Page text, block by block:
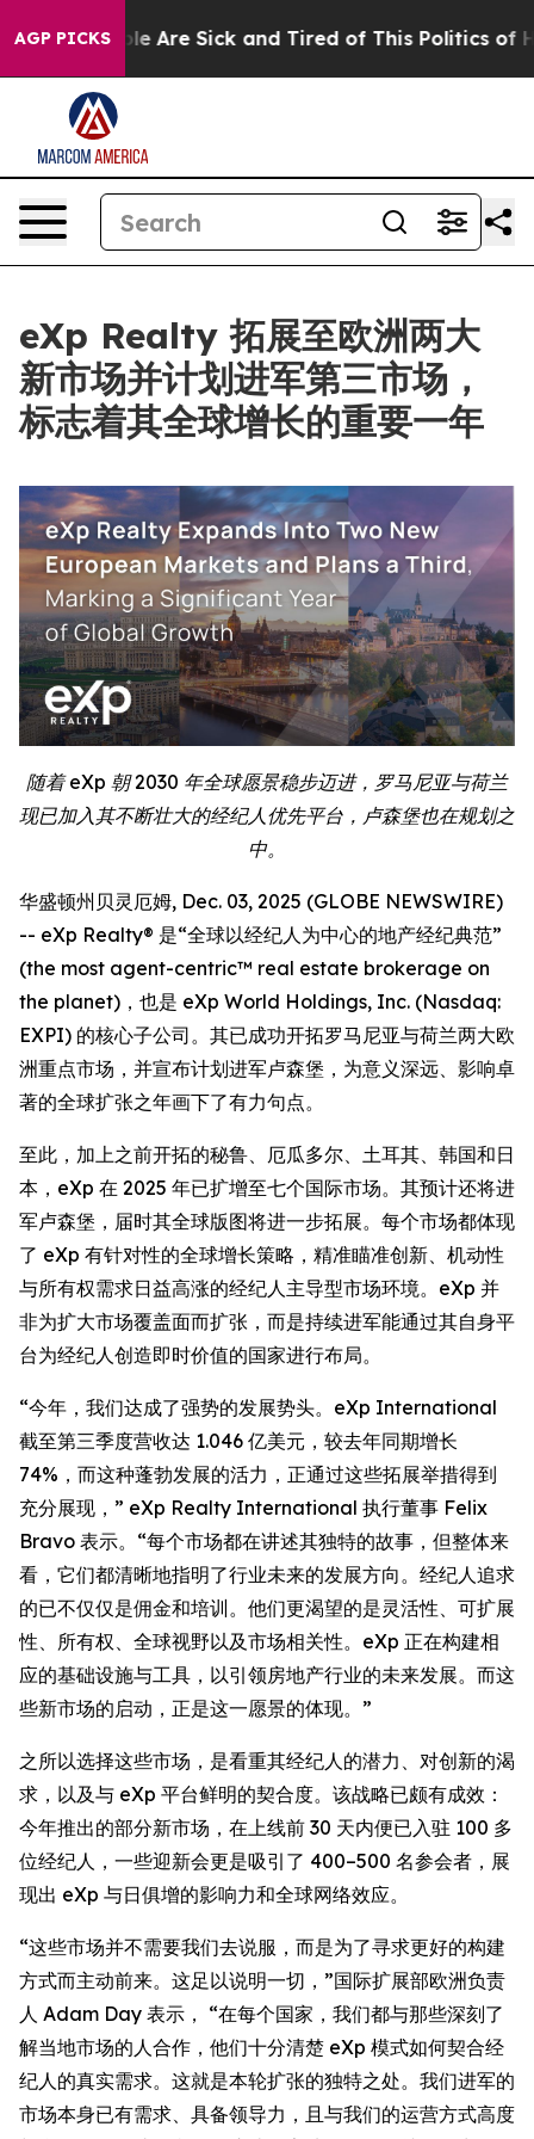
AGP PICKS
“People Are Sick and Tired of This Politics of
eXp Realty 拓展至欧洲两大
新市场并计划进军第三市场，
标志着其全球增长的重要一年
随着 eXp 朝 2030 年全球愿景稳步迈进，罗马尼亚与荷兰
现已加入其不断壮大的经纪人优先平台，卢森堡也在规划之
中。
华盛顿州贝灵厄姆, Dec. 03, 2025 (GLOBE NEWSWIRE)
-- eXp Realty® 是“全球以经纪人为中心的地产经纪典范”
(the most agent-centric™ real estate brokerage on
the planet)，也是 eXp World Holdings, Inc. (Nasdaq:
EXPI) 的核心子公司。其已成功开拓罗马尼亚与荷兰两大欧
洲重点市场，并宣布计划进军卢森堡，为意义深远、影响卓
著的全球扩张之年画下了有力句点。
至此，加上之前开拓的秘鲁、厄瓜多尔、土耳其、韩国和日
本，eXp 在 2025 年已扩增至七个国际市场。其预计还将进
军卢森堡，届时其全球版图将进一步拓展。每个市场都体现
了 eXp 有针对性的全球增长策略，精准瞄准创新、机动性
与所有权需求日益高涨的经纪人主导型市场环境。eXp 并
非为扩大市场覆盖面而扩张，而是持续进军能通过其自身平
台为经纪人创造即时价值的国家进行布局。
“今年，我们达成了强势的发展势头。eXp International
截至第三季度营收达 1.046 亿美元，较去年同期增长
74%，而这种蓬勃发展的活力，正通过这些拓展举措得到
充分展现，” eXp Realty International 执行董事 Felix
Bravo 表示。“每个市场都在讲述其独特的故事，但整体来
看，它们都清晰地指明了行业未来的发展方向。经纪人追求
的已不仅仅是佣金和培训。他们更渴望的是灵活性、可扩展
性、所有权、全球视野以及市场相关性。eXp 正在构建相
应的基础设施与工具，以引领房地产行业的未来发展。而这
些新市场的启动，正是这一愿景的体现。”
之所以选择这些市场，是看重其经纪人的潜力、对创新的渴
求，以及与 eXp 平台鲜明的契合度。该战略已颇有成效：
今年推出的部分新市场，在上线前 30 天内便已入驻 100 多
位经纪人，一些迎新会更是吸引了 400–500 名参会者，展
现出 eXp 与日俱增的影响力和全球网络效应。
“这些市场并不需要我们去说服，而是为了寻求更好的构建
方式而主动前来。这足以说明一切，”国际扩展部欧洲负责
人 Adam Day 表示， “在每个国家，我们都与那些深刻了
解当地市场的人合作，他们十分清楚 eXp 模式如何契合经
纪人的真实需求。这就是本轮扩张的独特之处。我们进军的
市场本身已有需求、具备领导力，且与我们的运营方式高度